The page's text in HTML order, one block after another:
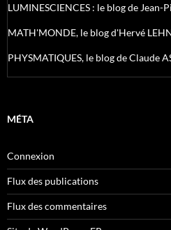
LUMINESCIENCES : le blog de
MATH'MONDE, le blog d'Hervé
PHYSMATIQUES, le blog de Claude
MÉTA
Connexion
Flux des publications
Flux des commentaires